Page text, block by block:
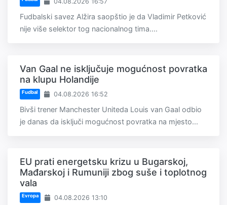
Fudbalski savez Alžira saopštio je da Vladimir Petković
nije više selektor tog nacionalnog tima....
Van Gaal ne isključuje mogućnost povratka
na klupu Holandije
Fudbal 04.08.2026 16:52
Bivši trener Manchester Uniteda Louis van Gaal odbio
je danas da isključi mogućnost povratka na mjesto...
EU prati energetsku krizu u Bugarskoj,
Mađarskoj i Rumuniji zbog suše i toplotnog
vala
Evropa 04.08.2026 13:10